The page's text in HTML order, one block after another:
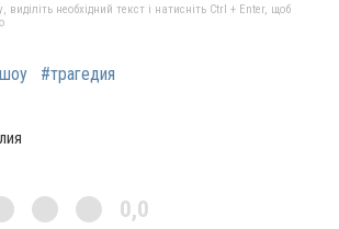
необхідний текст і натисніть Ctrl + Enter, щоб
#трагедия
0,0